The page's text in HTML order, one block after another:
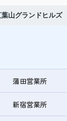
葉山グランドヒルズ
蒲田営業所
新宿営業所